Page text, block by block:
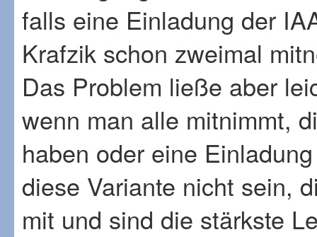
falls eine Einladung der
Krafzik schon zweimal
Das Problem ließe aber
wenn man alle mitnimmt,
haben oder eine
diese Variante nicht sein,
mit und sind die stärkste